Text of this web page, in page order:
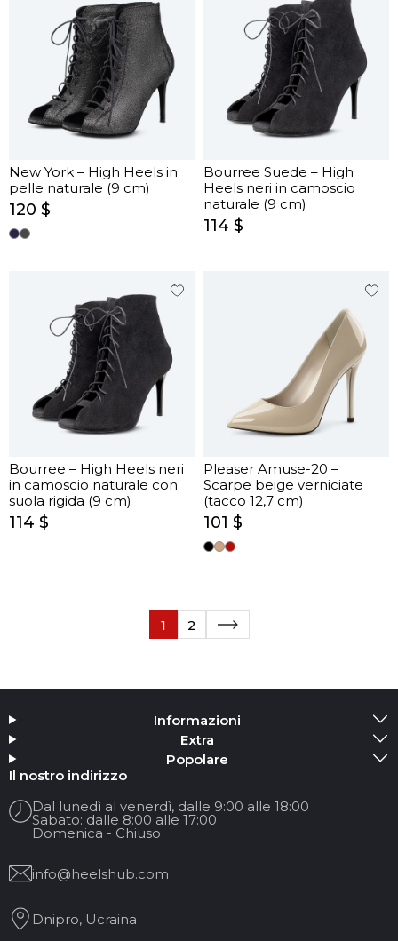
New York – High Heels in
pelle naturale (9 cm)
120 $
Bourree Suede – High
Heels neri in camoscio
naturale (9 cm)
114 $
Bourree – High Heels neri
in camoscio naturale con
suola rigida (9 cm)
114 $
Pleaser Amuse-20 –
Scarpe beige verniciate
(tacco 12,7 cm)
101 $
1 2
Informazioni
Extra
Popolare
Il nostro indirizzo
Dal lunedì al venerdì, dalle 9:00 alle 18:00
Sabato: dalle 8:00 alle 17:00
Domenica - Chiuso
info@heelshub.com
Dnipro, Ucraina